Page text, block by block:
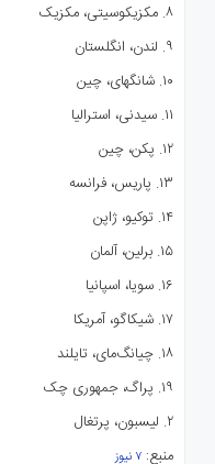
۸. مکزیکوسیتی، مکزیک
۹. لندن، انگلستان
۱۰. شانگهای، چین
۱۱. سیدنی، استرالیا
۱۲. پکن، چین
۱۳. پاریس، فرانسه
۱۴. توکیو، ژاپن
۱۵. برلین، آلمان
۱۶. سویا، اسپانیا
۱۷. شیکاگو، آمریکا
۱۸. چیانگ‌مای، تایلند
۱۹. پراگ، جمهوری چک
۲. لیسبون، پرتغال
منبع:‌ ۷ نیوز